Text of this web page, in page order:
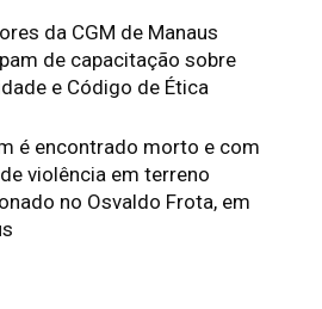
da CGM de Manaus
de capacitação sobre
e Código de Ética
é encontrado morto e com
violência em terreno
no Osvaldo Frota, em